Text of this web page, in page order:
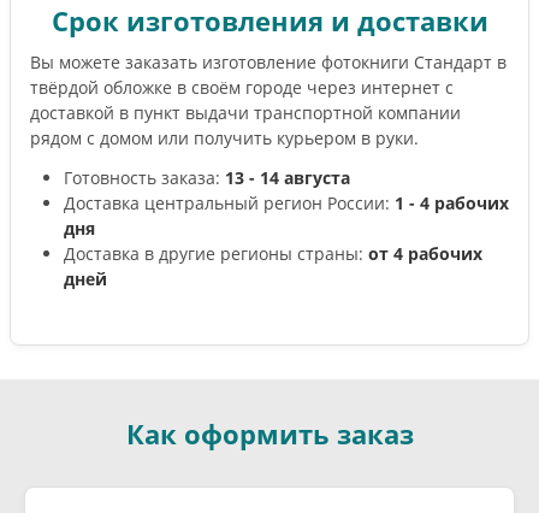
Срок изготовления и доставки
Вы можете заказать изготовление фотокниги Стандарт в
твёрдой обложке в своём городе через интернет с
доставкой в пункт выдачи транспортной компании
рядом с домом или получить курьером в руки.
Готовность заказа: 13 - 14 августа
Доставка центральный регион России: 1 - 4 рабочих
дня
Доставка в другие регионы страны: от 4 рабочих
дней
Как оформить заказ